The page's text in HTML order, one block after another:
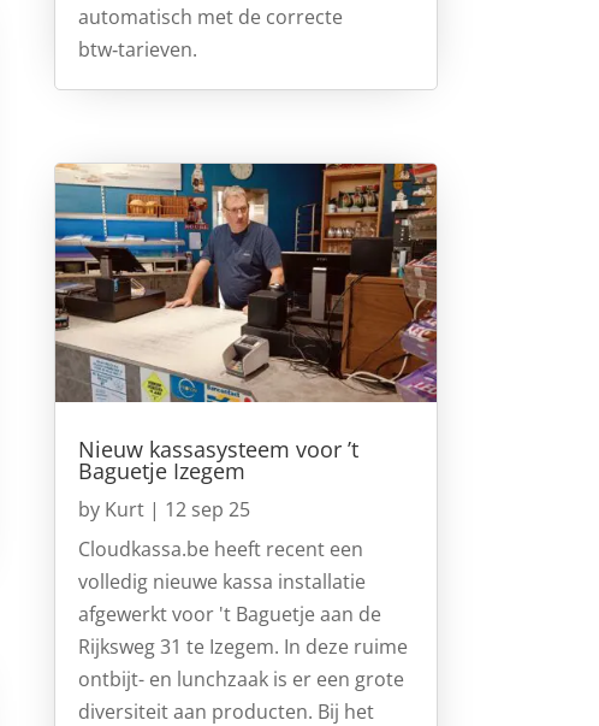
automatisch met de correcte
btw‑tarieven.
Nieuw kassasysteem voor ’t
Baguetje Izegem
by Kurt| 12 sep 25
Cloudkassa.be heeft recent een
volledig nieuwe kassa installatie
afgewerkt voor 't Baguetje aan de
Rijksweg 31 te Izegem. In deze ruime
ontbijt- en lunchzaak is er een grote
diversiteit aan producten. Bij het